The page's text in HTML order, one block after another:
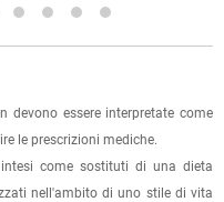
con una e-mail quando
un riepilogo d'ordine,
al momento dell'ordine
del modulo d'ordine e
devono essere interpretate come
le prescrizioni mediche.
come sostituti di una dieta
nell'ambito di uno stile di vita